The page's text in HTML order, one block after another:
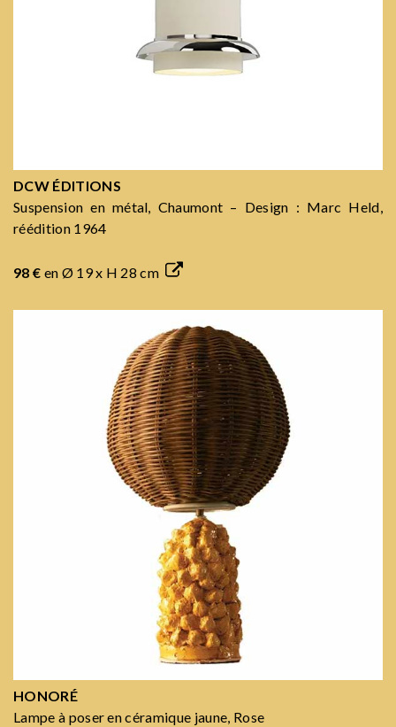
DCW ÉDITIONS
Suspension en métal, Chaumont – Design : Marc Held,
réédition 1964
98 € en Ø 19 x H 28 cm
HONORÉ
Lampe à poser en céramique jaune, Rose